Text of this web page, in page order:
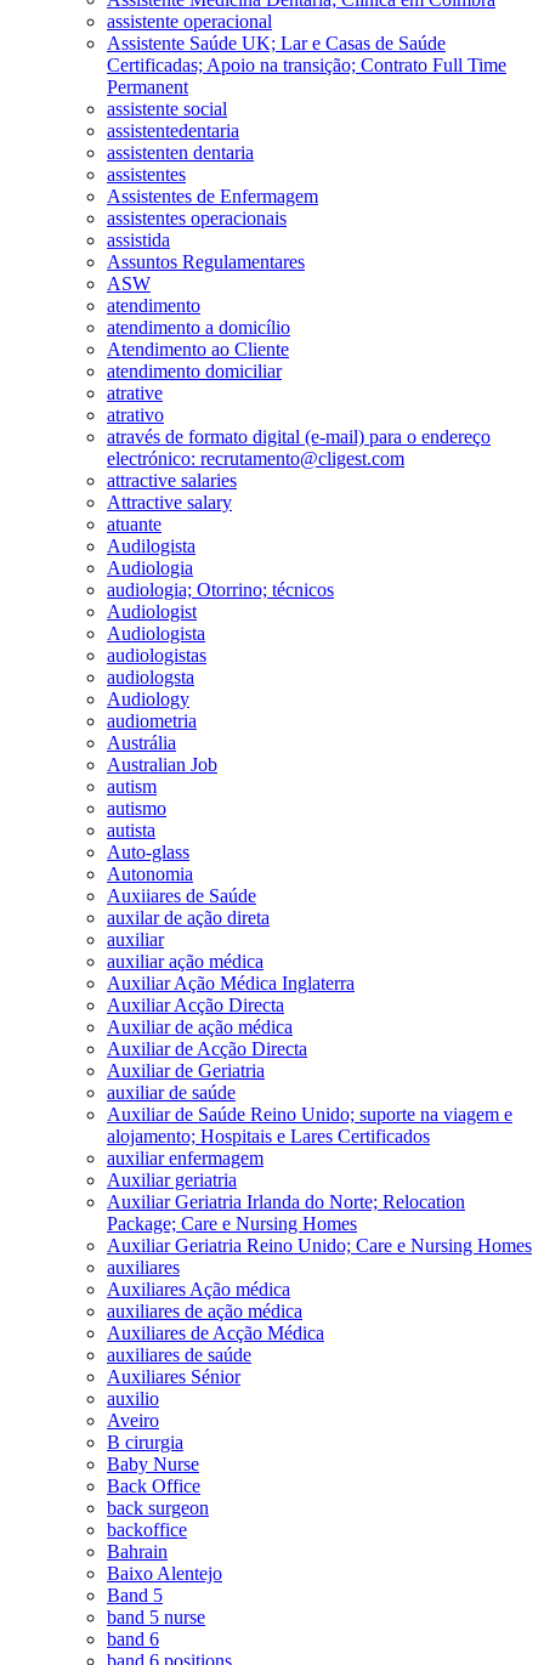
assistente operacional
Assistente Saúde UK; Lar e Casas de Saúde
Certificadas; Apoio na transição; Contrato Full Time
Permanent
assistente social
assistentedentaria
assistenten dentaria
assistentes
Assistentes de Enfermagem
assistentes operacionais
assistida
Assuntos Regulamentares
ASW
atendimento
atendimento a domicílio
Atendimento ao Cliente
atendimento domiciliar
atrative
atrativo
através de formato digital (e-mail) para o endereço
electrónico: recrutamento@cligest.com
attractive salaries
Attractive salary
atuante
Audilogista
Audiologia
audiologia; Otorrino; técnicos
Audiologist
Audiologista
audiologistas
audiologsta
Audiology
audiometria
Austrália
Australian Job
autism
autismo
autista
Auto-glass
Autonomia
Auxiiares de Saúde
auxilar de ação direta
auxiliar
auxiliar ação médica
Auxiliar Ação Médica Inglaterra
Auxiliar Acção Directa
Auxiliar de ação médica
Auxiliar de Acção Directa
Auxiliar de Geriatria
auxiliar de saúde
Auxiliar de Saúde Reino Unido; suporte na viagem e
alojamento; Hospitais e Lares Certificados
auxiliar enfermagem
Auxiliar geriatria
Auxiliar Geriatria Irlanda do Norte; Relocation
Package; Care e Nursing Homes
Auxiliar Geriatria Reino Unido; Care e Nursing Homes
auxiliares
Auxiliares Ação médica
auxiliares de ação médica
Auxiliares de Acção Médica
auxiliares de saúde
Auxiliares Sénior
auxilio
Aveiro
B cirurgia
Baby Nurse
Back Office
back surgeon
backoffice
Bahrain
Baixo Alentejo
Band 5
band 5 nurse
band 6
band 6 positions